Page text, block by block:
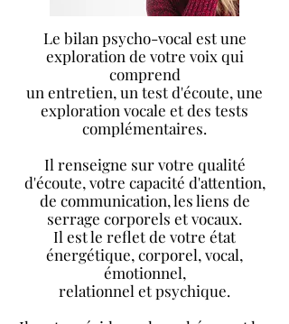
Le bilan psycho-vocal est une
exploration de votre voix qui
comprend
un entretien, un test d'écoute, une
exploration vocale et des tests
complémentaires.
Il renseigne sur votre qualité
d'écoute, votre capacité d'attention,
de communication, les liens de
serrage corporels et vocaux.
Il est le reflet de votre état
énergétique, corporel, vocal,
émotionnel,
relationnel et psychique.